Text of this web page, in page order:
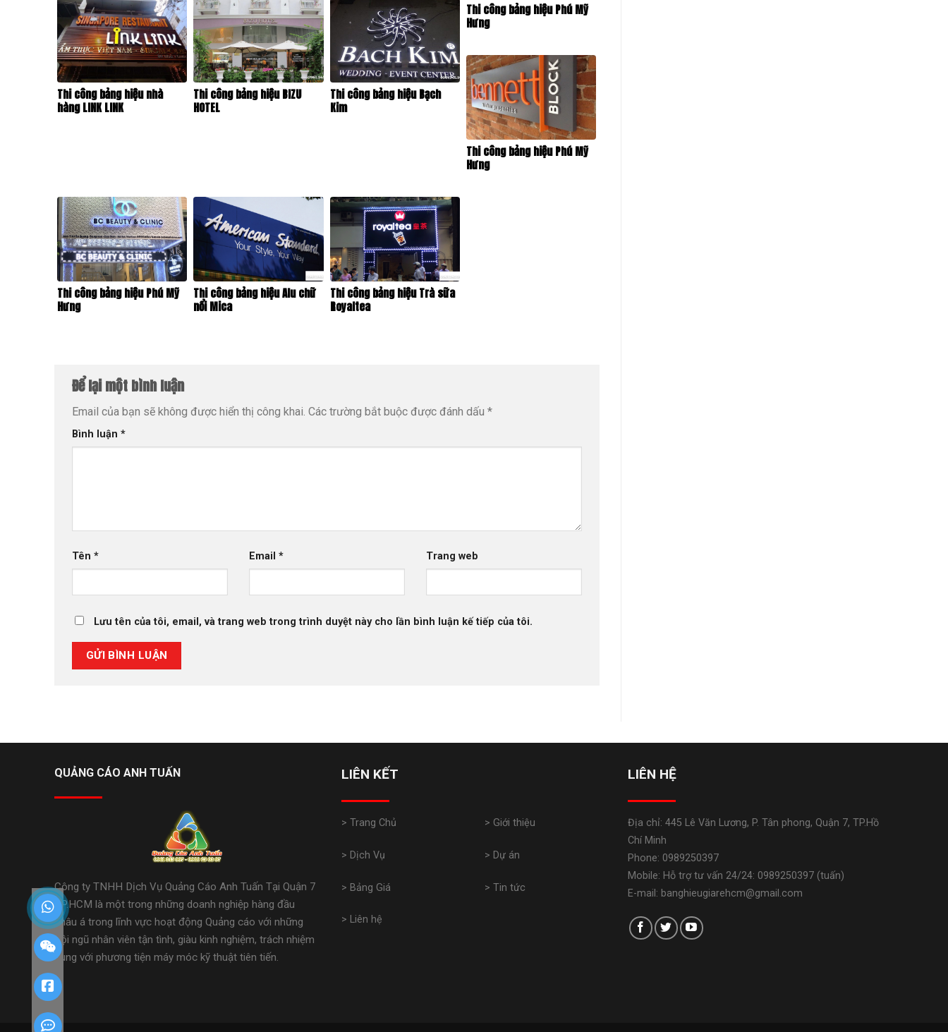
Thi công bảng hiệu nhà
hàng LINK LINK
Thi công bảng hiệu BIZU
HOTEL
Thi công bảng hiệu Bạch
Kim
Thi công bảng hiệu Phú Mỹ
Hưng
Thi công bảng hiệu Phú Mỹ
Hưng
Thi công bảng hiệu Phú Mỹ
Hưng
Thi công bảng hiệu Alu chữ
nổi Mica
Thi công bảng hiệu Trà sữa
Royaltea
Để lại một bình luận
Email của bạn sẽ không được hiển thị công khai. Các trường bắt buộc được đánh dấu *
Bình luận *
Tên * Email* Trang web
Lưu tên của tôi, email, và trang web trong trình duyệt này cho lần bình luận kế tiếp của tôi.
QUẢNG CÁO ANH TUẤN
Công ty TNHH Dịch Vụ Quảng Cáo Anh Tuấn Tại Quận 7
TP.HCM là một trong những doanh nghiệp hàng đầu
châu á trong lĩnh vực hoạt động Quảng cáo với những
đội ngũ nhân viên tận tình, giàu kinh nghiệm, trách nhiệm
cùng với phương tiện máy móc kỹ thuật tiên tiến.
LIÊN KẾT
> Trang Chủ
> Dịch Vụ
> Bảng Giá
> Liên hệ
> Giới thiệu
> Dự án
> Tin tức
LIÊN HỆ
Địa chỉ: 445 Lê Văn Lương, P. Tân phong, Quận 7, TP.Hồ
Chí Minh
Phone: 0989250397
Mobile: Hỗ trợ tư vấn 24/24: 0989250397 (tuấn)
E-mail: banghieugiarehcm@gmail.com